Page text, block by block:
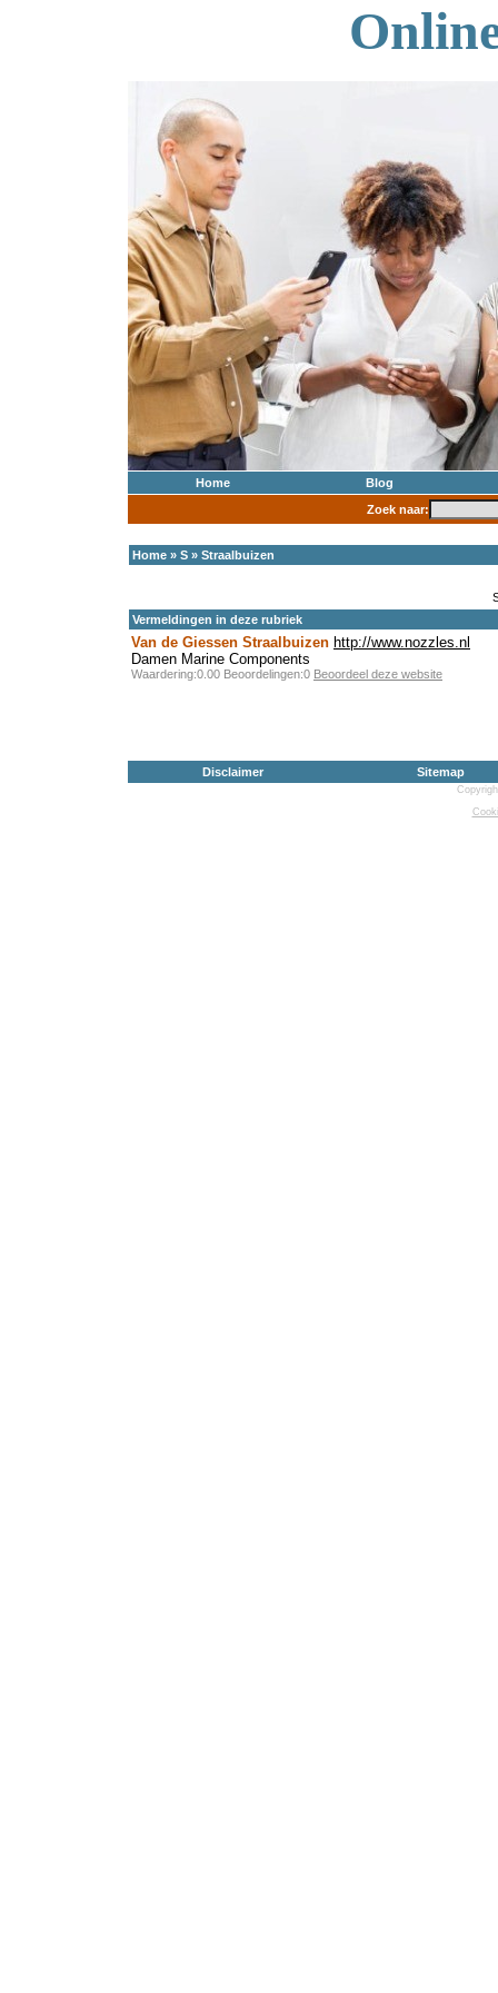
Home
Blog
Zoek naar:
Home » S » Straalbuizen
Vermeldingen in deze rubriek
Van de Giessen Straalbuizen http://www.nozzles.nl
Damen Marine Components
Waardering:0.00 Beoordelingen:0 Beoordeel deze website
Disclaimer Sitemap